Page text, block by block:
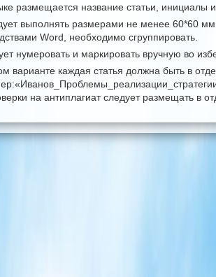
размещается название статьи,
выполнять размерами не менее 60*60
Word, необходимо сгруппировать.
нумеровать и маркировать вручную во
варианте каждая статья должна быть в
на антиплагиат следует размещать в